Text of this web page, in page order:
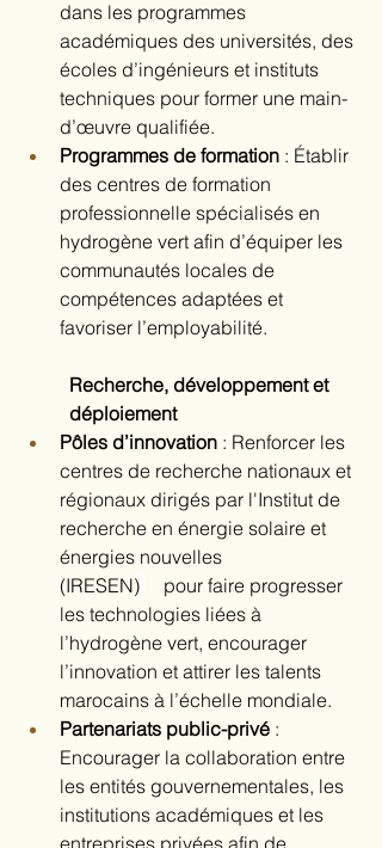
dans les programmes
académiques des universités, des
écoles d’ingénieurs et instituts
techniques pour former une main-
d’œuvre qualifiée.
Programmes de formation : Établir
des centres de formation
professionnelle spécialisés en
hydrogène vert afin d’équiper les
communautés locales de
compétences adaptées et
favoriser l’employabilité.
Recherche, développement et
déploiement
Pôles d’innovation : Renforcer les
centres de recherche nationaux et
régionaux dirigés par l'Institut de
recherche en énergie solaire et
énergies nouvelles
(IRESEN)
pour faire progresser
les technologies liées à
l’hydrogène vert, encourager
l’innovation et attirer les talents
marocains à l’échelle mondiale.
Partenariats public-privé :
Encourager la collaboration entre
les entités gouvernementales, les
institutions académiques et les